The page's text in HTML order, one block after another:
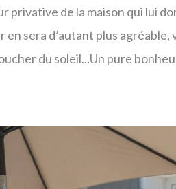
privative de la maison qui lui
en sera d’autant plus
du soleil...Un pure